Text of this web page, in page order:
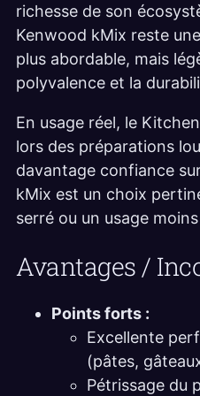
richesse de son
Kenwood kMix reste
plus abordable, mais
polyvalence et la
En usage réel, le
lors des préparations
davantage confiance
kMix est un choix
serré ou un usage
Avantages /
Points forts :
Excellente
(pâtes,
Pétrissage du